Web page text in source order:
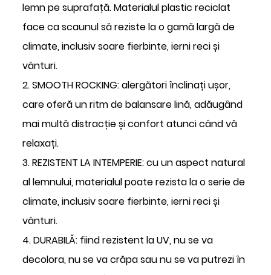
lemn pe suprafață. Materialul plastic reciclat
face ca scaunul să reziste la o gamă largă de
climate, inclusiv soare fierbinte, ierni reci și
vânturi.
2. SMOOTH ROCKING: alergători înclinați ușor,
care oferă un ritm de balansare lină, adăugând
mai multă distracție și confort atunci când vă
relaxați.
3. REZISTENT LA INTEMPERIE: cu un aspect natural
al lemnului, materialul poate rezista la o serie de
climate, inclusiv soare fierbinte, ierni reci și
vânturi.
4. DURABILĂ: fiind rezistent la UV, nu se va
decolora, nu se va crăpa sau nu se va putrezi în